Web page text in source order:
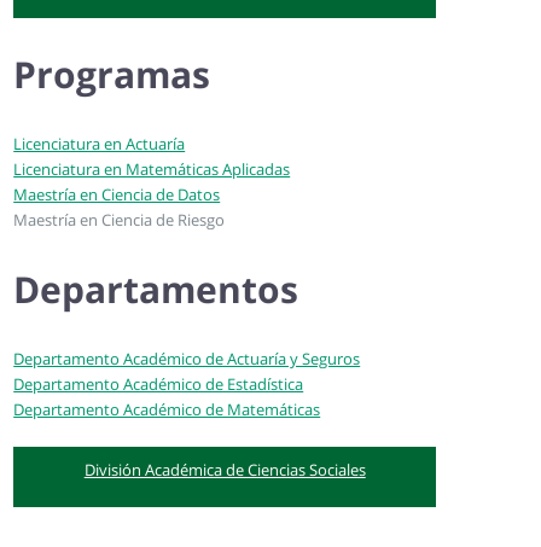
Programas
Licenciatura en Actuaría
Licenciatura en Matemáticas Aplicadas
Maestría en Ciencia de Datos
Maestría en Ciencia de Riesgo
Departamentos
Departamento Académico de Actuaría y Seguros
Departamento Académico de Estadística
Departamento Académico de Matemáticas
División Académica de Ciencias Sociales